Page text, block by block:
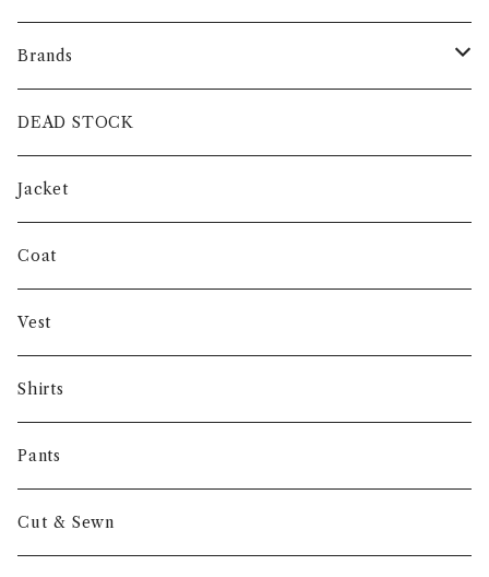
Brands
intch.
SHUREN
INVERTERE
Gambert
NORIEI
Other
DEAD STOCK
Jacket
Coat
Vest
Shirts
Pants
Cut & Sewn